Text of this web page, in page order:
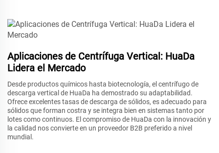
Aplicaciones de Centrífuga Vertical: HuaDa
Lidera el Mercado
Desde productos químicos hasta biotecnología, el centrífugo de
descarga vertical de HuaDa ha demostrado su adaptabilidad.
Ofrece excelentes tasas de descarga de sólidos, es adecuado para
sólidos que forman costra y se integra bien en sistemas tanto por
lotes como continuos. El compromiso de HuaDa con la innovación y
la calidad nos convierte en un proveedor B2B preferido a nivel
mundial.